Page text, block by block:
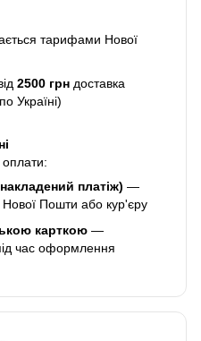
тарифами Нової
2500 грн доставка
Україні)
платіж) —
Нової Пошти або кур'єру
карткою —
час оформлення